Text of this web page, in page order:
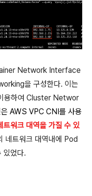
Network Interface
을 구성한다. 이는
용하여 Cluster Networ
AWS VPC CNI를 사용
워크 대역을 가질 수 있
네트워크 대역내에 Pod
있었다.